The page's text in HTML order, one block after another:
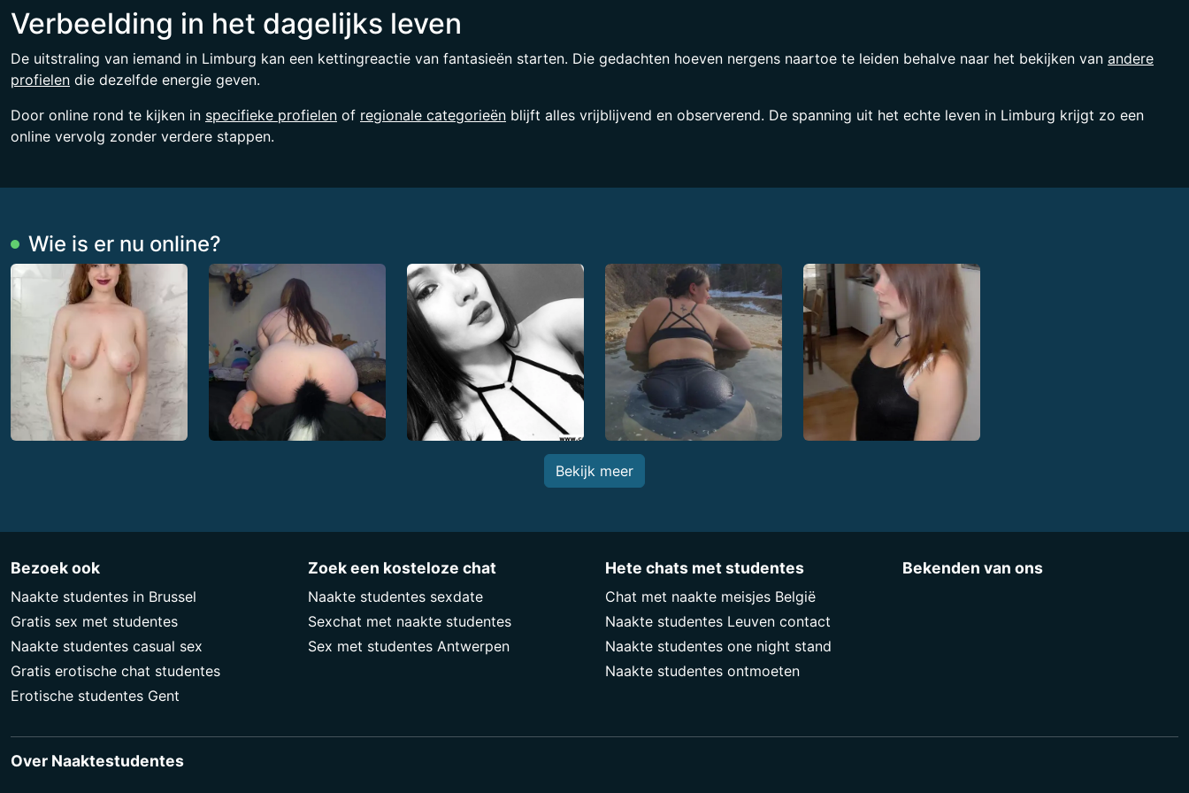
Verbeelding in het dagelijks leven
De uitstraling van iemand in Limburg kan een kettingreactie van fantasieën starten. Die gedachten hoeven nergens naartoe te leiden behalve naar het bekijken van andere
profielen die dezelfde energie geven.
Door online rond te kijken in specifieke profielen of regionale categorieën blijft alles vrijblijvend en observerend. De spanning uit het echte leven in Limburg krijgt zo een
online vervolg zonder verdere stappen.
Wie is er nu online?
Bekijk meer
Bezoek ook
Naakte studentes in Brussel
Gratis sex met studentes
Naakte studentes casual sex
Gratis erotische chat studentes
Erotische studentes Gent
Zoek een kosteloze chat
Naakte studentes sexdate
Sexchat met naakte studentes
Sex met studentes Antwerpen
Hete chats met studentes
Chat met naakte meisjes België
Naakte studentes Leuven contact
Naakte studentes one night stand
Naakte studentes ontmoeten
Bekenden van ons
Over Naaktestudentes